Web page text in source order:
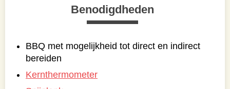
Benodigdheden
BBQ met mogelijkheid tot direct en indirect
bereiden
Kernthermometer